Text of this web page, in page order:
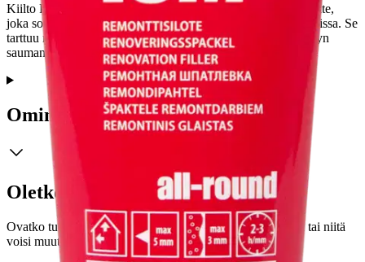
Kiilto Pro Medium on vesiohenteinen, käyttövalmis yleistasoite,
joka soveltuu seinien ja kattojen tasoitukseen kuivissa sisätiloissa. Se
tarttuu myös maalin päälle ja soveltuu myös kipsikartonkilevyn
saumanauhan kiinnittämiseen.
Ominaisuudet
Oletko tyytyväinen tuotetietoihin?
Ovatko tuotetiedot riittävät? Jos tuotetiedoissa on puutteita tai niitä
voisi muuten parantaa, anna palautetta.